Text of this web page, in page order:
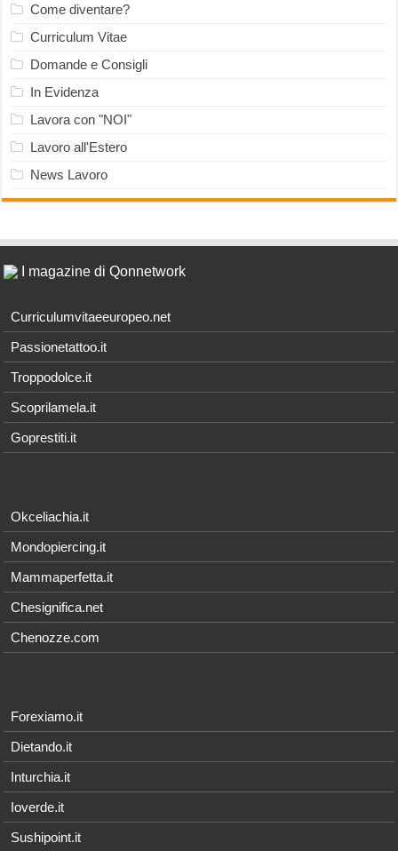
Come diventare?
Curriculum Vitae
Domande e Consigli
In Evidenza
Lavora con "NOI"
Lavoro all'Estero
News Lavoro
I magazine di Qonnetwork
Curriculumvitaeeuropeo.net
Passionetattoo.it
Troppodolce.it
Scoprilamela.it
Goprestiti.it
Okceliachia.it
Mondopiercing.it
Mammaperfetta.it
Chesignifica.net
Chenozze.com
Forexiamo.it
Dietando.it
Inturchia.it
Ioverde.it
Sushipoint.it